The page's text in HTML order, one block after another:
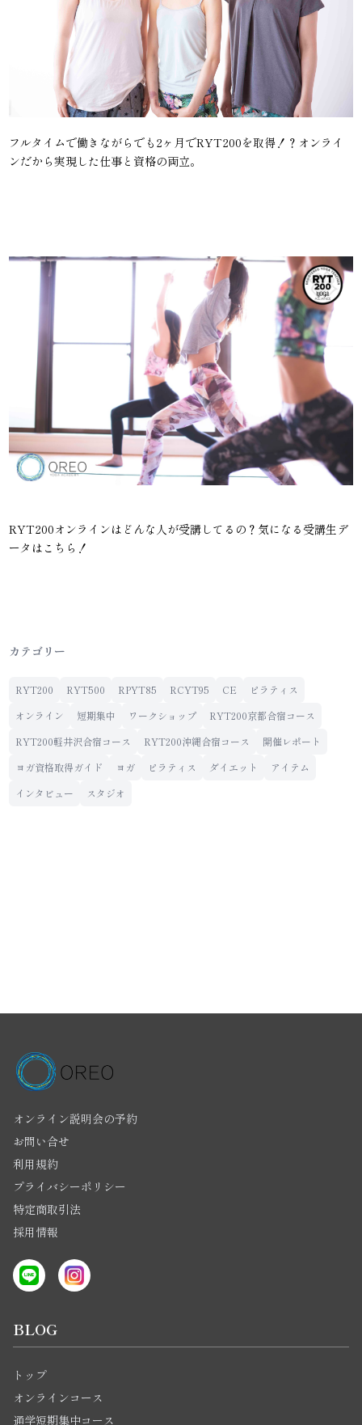
フルタイムで働きながらでも2ヶ月でRYT200を取得！？オンライ
ンだから実現した仕事と資格の両立。
RYT200オンラインはどんな人が受講してるの？気になる受講生デ
ータはこちら！
カテゴリー
RYT200 RYT500 RPYT85 RCYT95 CE
ピラティス
オンライン
短期集中 ワークショップ
RYT200京都合宿コース
RYT200軽井沢合宿コース
RYT200沖縄合宿コース
開催レポート
ヨガ資格取得ガイド
ヨガ ピラティス ダイエット
アイテム
インタビュー
スタジオ
オンライン説明会の予約
お問い合せ
利用規約
プライバシーポリシー
特定商取引法
採用情報
BLOG
トップ
オンラインコース
通学短期集中コース